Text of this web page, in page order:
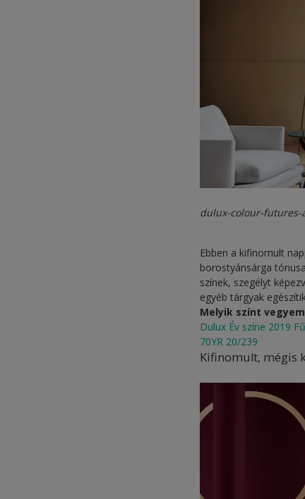
dulux-colour-futures-
Ebben a kifinomult
borostyánsárga
színek, szegélyt
egyéb tárgyak
Melyik színt
Dulux Év színe 2019
70YR 20/239
Kifinomult, mégis